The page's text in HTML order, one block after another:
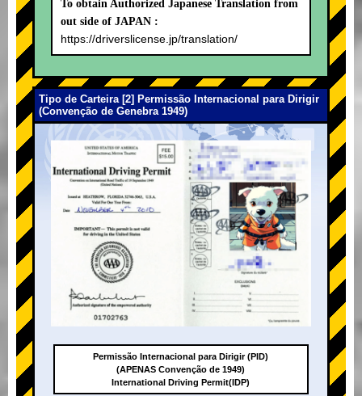
To obtain Authorized Japanese Translation from
out side of JAPAN :
https://driverslicense.jp/translation/
Tipo de Carteira [2] Permissão Internacional para Dirigir
(Convenção de Genebra 1949)
Permissão Internacional para Dirigir (PID)
(APENAS Convenção de 1949)
International Driving Permit(IDP)